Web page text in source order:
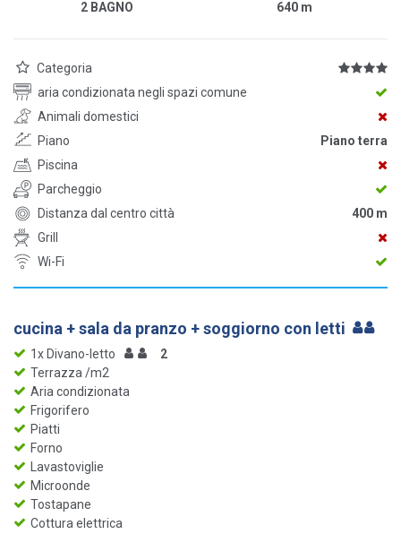
2 BAGNO 640 m
Categoria
aria condizionata negli spazi comune
Animali domestici
Piano
Piano terra
Piscina
Parcheggio
Distanza dal centro città
400 m
Grill
Wi-Fi
cucina + sala da pranzo + soggiorno con letti
1x Divano-letto
2
Terrazza /m2
Aria condizionata
Frigorifero
Piatti
Forno
Lavastoviglie
Microonde
Tostapane
Cottura elettrica